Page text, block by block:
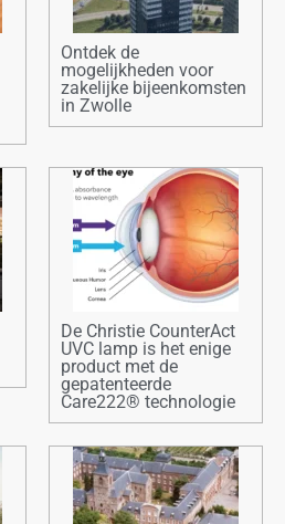
Ontdek de
mogelijkheden voor
zakelijke bijeenkomsten
in Zwolle
De Christie CounterAct
UVC lamp is het enige
product met de
gepatenteerde
Care222® technologie